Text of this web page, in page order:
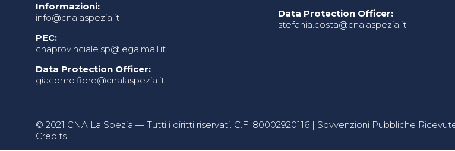
Informazioni:
info@cnalaspezia.it
PEC:
cnaprovinciale.sp@legalmail.it
Data Protection Officer:
giacomo.fiore@cnalaspezia.it
Data Protection Officer:
stefania.costa@cnalaspezia.it
© 2021 CNA La Spezia — Tutti i diritti riservati. C.F. 80002920116 | Sovvenzioni Pubbliche
Credits